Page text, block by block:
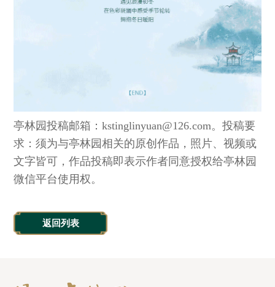
亭林园投稿邮箱：kstinglinyuan@126.com。投稿要
求：须为与亭林园相关的原创作品，照片、视频或
文字皆可，作品投稿即表示作者同意授权给亭林园
微信平台使用权。
返回列表